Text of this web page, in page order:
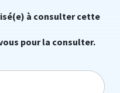
à consulter cette
pour la consulter.